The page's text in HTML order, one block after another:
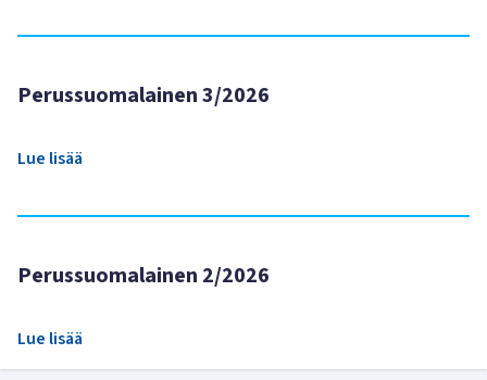
Perussuomalainen 3/2026
Lue lisää
Perussuomalainen 2/2026
Lue lisää